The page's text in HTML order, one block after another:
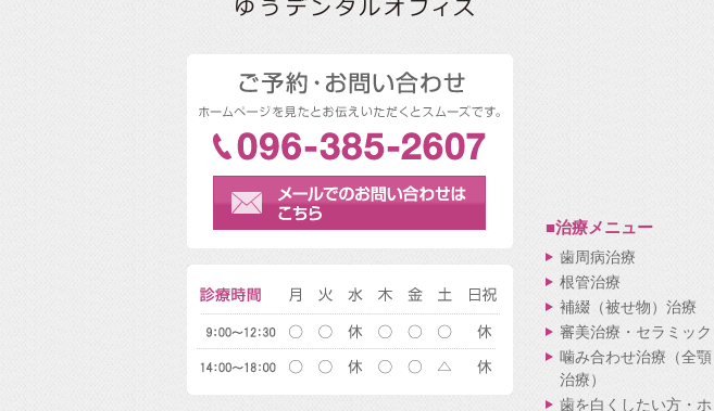
■治療メニュー
歯周病治療
根管治療
補綴（被せ物）治療
審美治療・セラミック
噛み合わせ治療（全顎
治療）
歯を白くしたい方・ホ